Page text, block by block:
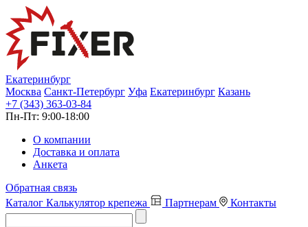
Екатеринбург
Москва Санкт-Петербург Уфа Екатеринбург Казань
+7 (343) 363-03-84
Пн-Пт: 9:00-18:00
О компании
Доставка и оплата
Анкета
Обратная связь
Каталог Калькулятор крепежа Партнерам Контакты